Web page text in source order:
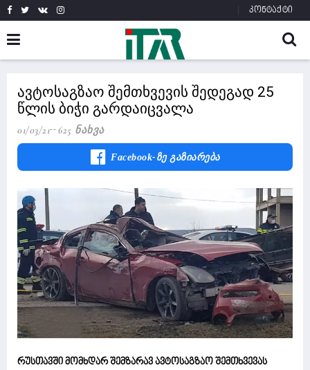
კონტაქტი
ავტოსაგზაო შემთხვევის შედეგად 25
წლის ბიჭი გარდაიცვალა
01/03/21 625 Ნახვა
Facebook-Ზე Გაზიარება
რუსთავში მომხდარ შემზარავ ავტოსაგზაო შემთხვევას